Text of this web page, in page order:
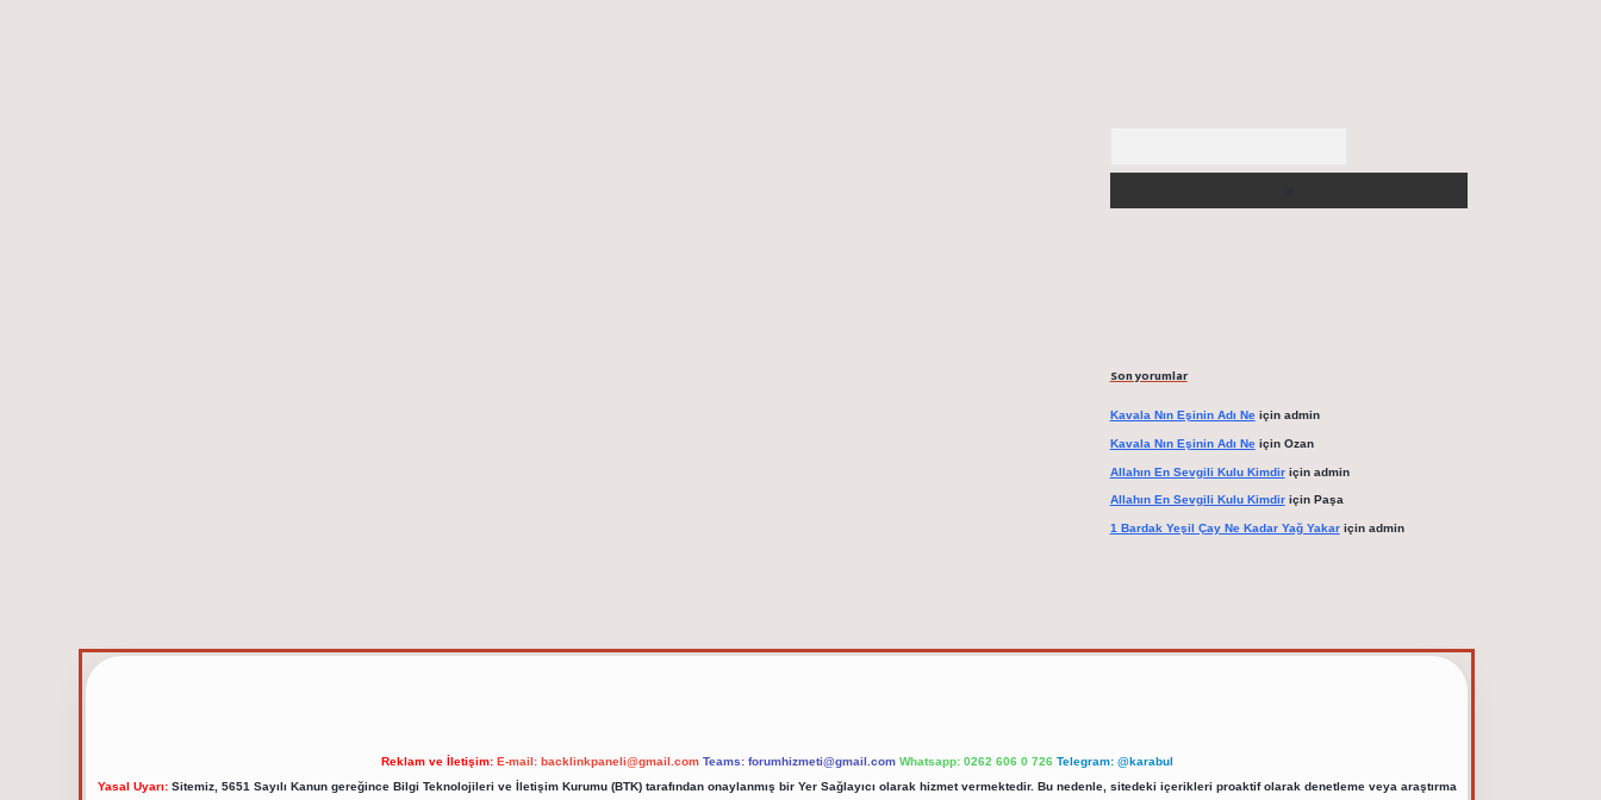
Son yorumlar
Kavala Nın Eşinin Adı Neiçin admin
Kavala Nın Eşinin Adı Neiçin Ozan
Allahın En Sevgili Kulu Kimdiriçin admin
Allahın En Sevgili Kulu Kimdiriçin Paşa
1 Bardak Yeşil Çay Ne Kadar Yağ Yakariçin admin
Reklam ve İletişim: E-mail: backlinkpaneli@gmail.com Teams: forumhizmeti@gmail.com Whatsapp: 0262 606 0 726 Telegram: @karabul
Yasal Uyarı:Sitemiz, 5651 Sayılı Kanun gereğince Bilgi Teknolojileri ve İletişim Kurumu (BTK) tarafından onaylanmış bir Yer Sağlayıcı olarak hizmet vermektedir. Bu nedenle, sitedeki içerikleri proaktif olarak denetleme veya araştırma